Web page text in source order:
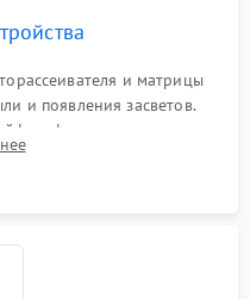
и матрицы
и появления засветов.
фиксация плат и
корпуса монитора.